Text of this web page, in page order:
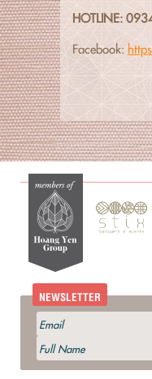
HOTLINE:
Facebook:
NEWSLETTER